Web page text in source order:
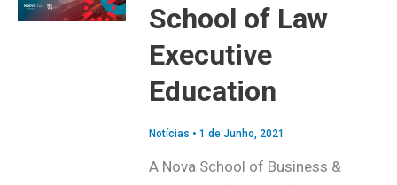
School of Law
Executive
Education
Notícias • 1 de Junho, 2021
A Nova School of Business &